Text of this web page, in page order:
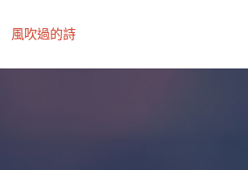
風吹過的詩